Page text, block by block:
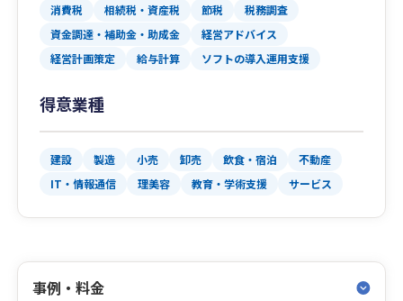
消費税
相続税・資産税 節税
税務調査
資金調達・補助金・助成金
経営アドバイス
経営計画策定
給与計算 ソフトの導入運用支援
得意業種
建設 製造 小売 卸売 飲食・宿泊
不動産
IT・情報通信
理美容 教育・学術支援 サービス
事例・料金